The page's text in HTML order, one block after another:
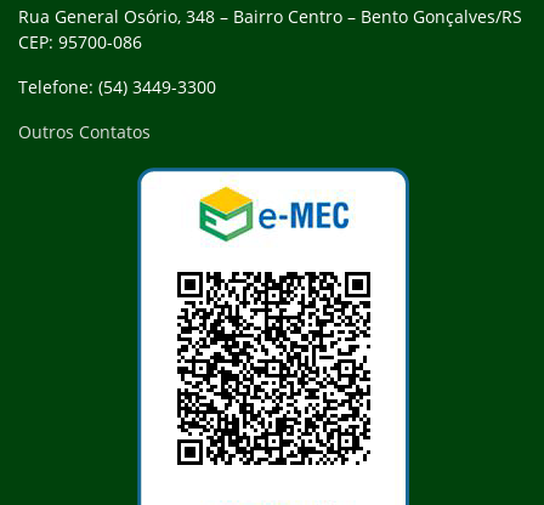
Rua General Osório, 348 – Bairro Centro – Bento Gonçalves/RS
CEP: 95700-086
Telefone: (54) 3449-3300
Outros Contatos